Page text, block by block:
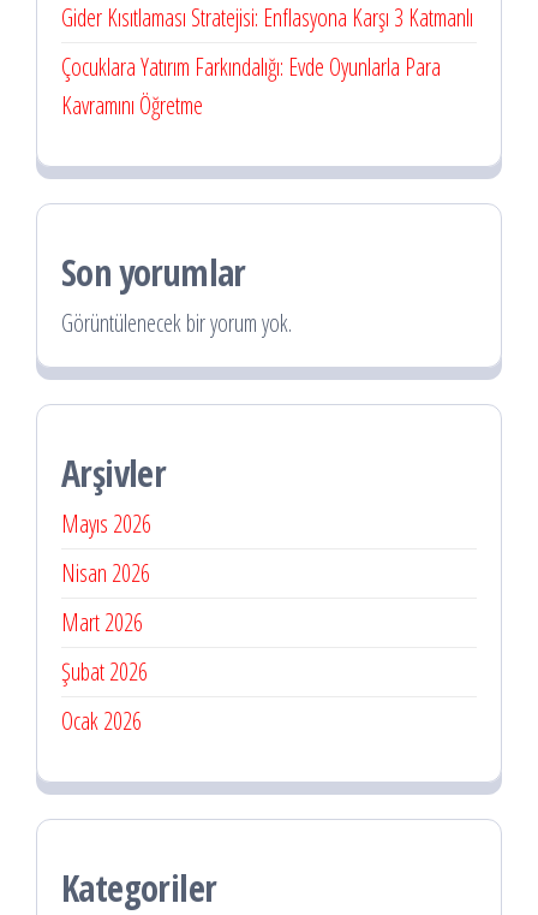
Gider Kısıtlaması Stratejisi: Enflasyona Karşı 3 Katmanlı
Çocuklara Yatırım Farkındalığı: Evde Oyunlarla Para
Kavramını Öğretme
Son yorumlar
Görüntülenecek bir yorum yok.
Arşivler
Mayıs 2026
Nisan 2026
Mart 2026
Şubat 2026
Ocak 2026
Kategoriler